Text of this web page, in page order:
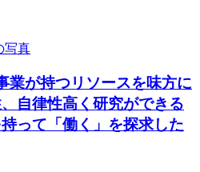
業が持つリソースを味方に
自律性高く研究ができる
って「働く」を探求した